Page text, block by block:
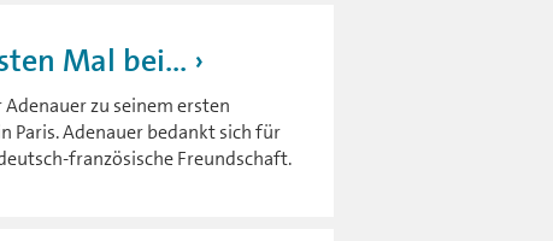
Mal bei...
zu seinem ersten
Paris. Adenauer bedankt sich für
französische Freundschaft.